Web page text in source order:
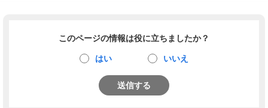
このページの情報は役に立ちましたか？
はい いいえ
送信する